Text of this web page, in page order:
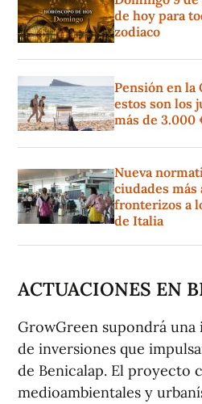
de hoy para
zodiaco
Pensión en la
estos son los
más de 3.000
Nueva
ciudades
fronterizos a
de Italia
ACTUACIONES EN
GrowGreen supondrá
de inversiones que
de Benicalap. El proyecto
medioambientales y